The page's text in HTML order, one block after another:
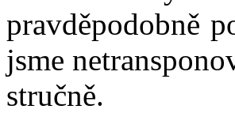
pravděpodobně
jsme
stručně.